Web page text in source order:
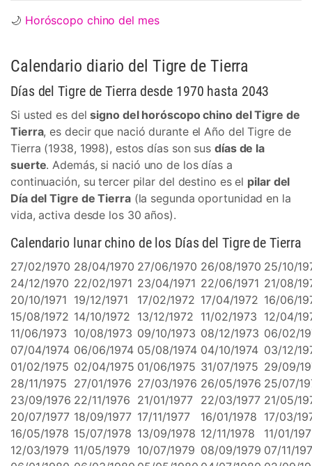
🌙 Horóscopo chino del mes
Calendario diario del Tigre de Tierra
Días del Tigre de Tierra desde 1970 hasta 2043
Si usted es delsigno del horóscopo chino del Tigre de
Tierra, es decir que nació durante el Año del Tigre de
Tierra (1938, 1998), estos días son sus días de la
suerte. Además, si nació uno de los días a
continuación, su tercer pilar del destino es el pilar del
Día del Tigre de Tierra(la segunda oportunidad en la
vida, activa desde los 30 años).
Calendario lunar chino de los Días del Tigre de Tierra
27/02/1970 28/04/1970 27/06/1970 26/08/1970 25/10/
24/12/1970 22/02/1971 23/04/1971 22/06/1971 21/08/
20/10/1971 19/12/1971 17/02/1972 17/04/1972 16/06/
15/08/1972 14/10/1972 13/12/1972 11/02/1973 12/04/
11/06/1973 10/08/1973 09/10/1973 08/12/1973 06/02/
07/04/1974 06/06/1974 05/08/1974 04/10/1974 03/12/
01/02/1975 02/04/1975 01/06/1975 31/07/1975 29/09/
28/11/1975 27/01/1976 27/03/1976 26/05/1976 25/07/
23/09/1976 22/11/1976 21/01/1977 22/03/1977 21/05/
20/07/1977 18/09/1977 17/11/1977 16/01/1978 17/03/
16/05/1978 15/07/1978 13/09/1978 12/11/1978
11/01/
12/03/1979 11/05/1979 10/07/1979 08/09/1979 07/11/